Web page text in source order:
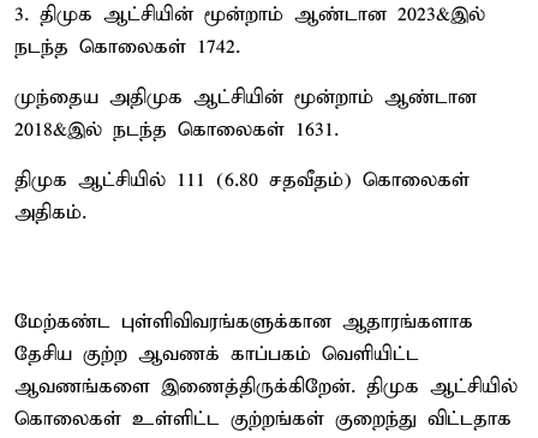
3. திமுக ஆட்சியின் மூன்றாம் ஆண்டான 2023&இல்
நடந்த கொலைகள் 1742.
முந்தைய அதிமுக ஆட்சியின் மூன்றாம் ஆண்டான
2018&இல் நடந்த கொலைகள் 1631.
திமுக ஆட்சியில் 111 (6.80 சதவீதம்) கொலைகள்
அதிகம்.
மேற்கண்ட புள்ளிவிவரங்களுக்கான ஆதாரங்களாக
தேசிய குற்ற ஆவணக் காப்பகம் வெளியிட்ட
ஆவணங்களை இணைத்திருக்கிறேன். திமுக ஆட்சியில்
கொலைகள் உள்ளிட்ட குற்றங்கள் குறைந்து விட்டதாக